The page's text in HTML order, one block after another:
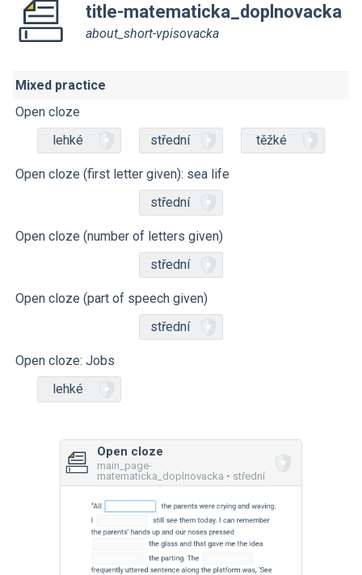
title-matematicka_doplnovacka
about_short-vpisovacka
Mixed practice
Open cloze
lehké
střední těžké
Open cloze (first letter given): sea life
střední
Open cloze (number of letters given)
střední
Open cloze (part of speech given)
střední
Open cloze: Jobs
lehké
Open cloze
main_page-
matematicka_doplnovacka • střední